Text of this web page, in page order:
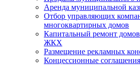
Аренда муниципальной
Отбор управляющих
многоквартирных домов
Капитальный ремонт домов
ЖКХ
Размещение рекламных
Концессионные соглашения